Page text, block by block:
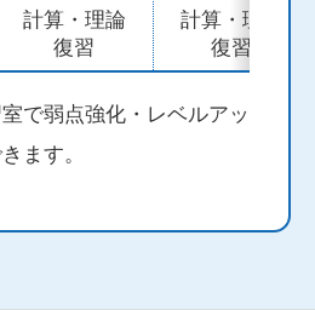
計算・理論
復習
計算・理論
復習
で弱点強化・レベルアッ
ます。